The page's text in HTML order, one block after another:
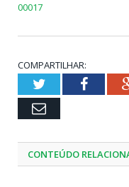
00017
COMPARTILHAR:
Twitter
Email
CONTEÚDO